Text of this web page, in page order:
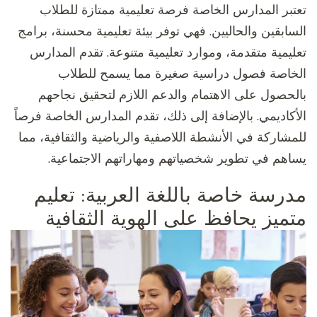
تعتبر المدارس الخاصة فرصة تعليمية ممتازة للطلاب
السابقين والحاليين. فهي توفر بيئة تعليمية محسنة، برامج
تعليمية متقدمة، وموارد تعليمية متنوعة. تقدم المدارس
الخاصة فصول دراسية صغيرة مما يسمح للطلاب
بالحصول على الاهتمام والدعم اللازم لتحقيق نجاحهم
الأكاديمي. بالإضافة إلى ذلك، تقدم المدارس الخاصة فرصاً
للمشاركة في الأنشطة اللاصفية والرياضية والثقافية، مما
يساهم في تطوير شخصياتهم ومهاراتهم الاجتماعية.
مدرسة خاصة باللغة العربية: تعليم
متميز يحافظ على الهوية الثقافية